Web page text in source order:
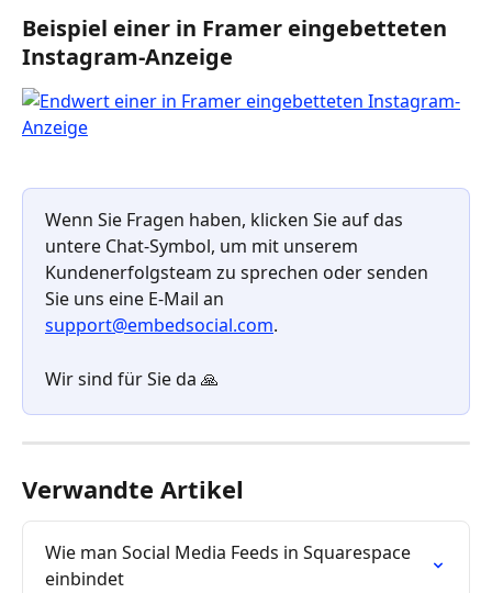
Beispiel einer in Framer eingebetteten
Instagram-Anzeige
Wenn Sie Fragen haben, klicken Sie auf das
untere Chat-Symbol, um mit unserem
Kundenerfolgsteam zu sprechen oder senden
Sie uns eine E-Mail an
support@embedsocial.com.
Wir sind für Sie da 🙏
Verwandte Artikel
Wie man Social Media Feeds in Squarespace
einbindet